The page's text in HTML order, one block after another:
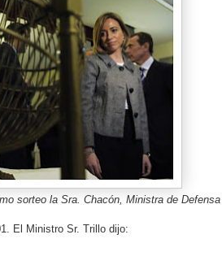
sorteo la Sra. Chacón, Ministra de Defensa
El Ministro Sr. Trillo dijo: